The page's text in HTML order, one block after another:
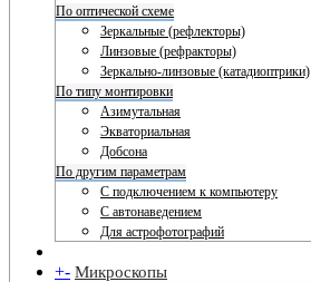
По оптической схеме
Зеркальные (рефлекторы)
Линзовые (рефракторы)
Зеркально-линзовые (катадиоптрики)
По типу монтировки
Азимутальная
Экваториальная
Добсона
По другим параметрам
С подключением к компьютеру
С автонаведением
Для астрофотографий
+- Микроскопы